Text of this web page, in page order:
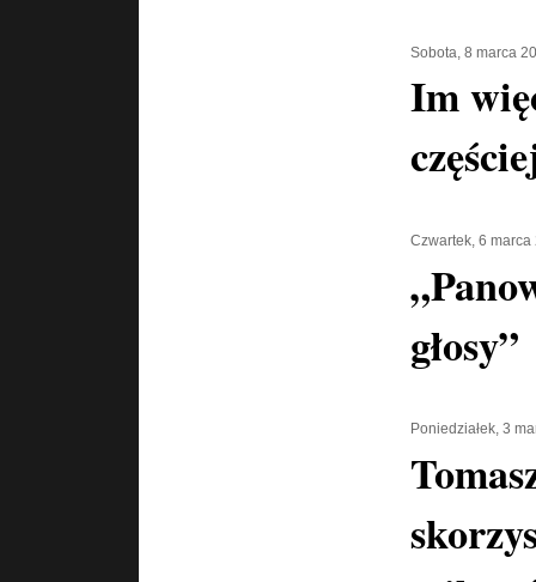
Sobota, 8 marca
Im
Czwartek, 6 marca
głosy”
Poniedziałek, 3